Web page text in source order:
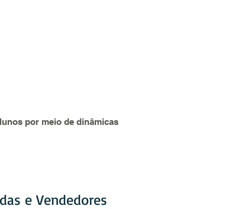
por meio de dinâmicas
e Vendedores